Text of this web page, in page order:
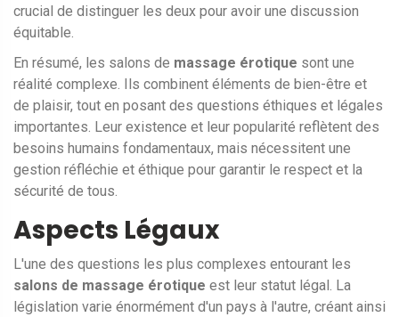
crucial de distinguer les deux pour avoir une discussion
équitable.
En résumé, les salons de massage érotique sont une
réalité complexe. Ils combinent éléments de bien-être et
de plaisir, tout en posant des questions éthiques et légales
importantes. Leur existence et leur popularité reflètent des
besoins humains fondamentaux, mais nécessitent une
gestion réfléchie et éthique pour garantir le respect et la
sécurité de tous.
Aspects Légaux
L'une des questions les plus complexes entourant les
salons de massage érotique est leur statut légal. La
législation varie énormément d'un pays à l'autre, créant ainsi